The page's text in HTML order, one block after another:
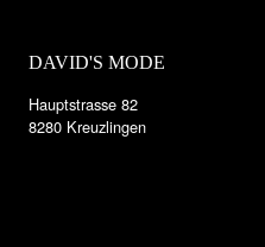
DAVID'S MODE
Hauptstrasse 82
8280 Kreuzlingen